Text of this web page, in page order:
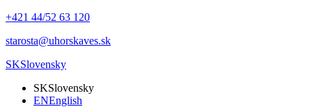
+421 44/52 63 120
starosta@uhorskaves.sk
SKSlovensky
SKSlovensky
ENEnglish